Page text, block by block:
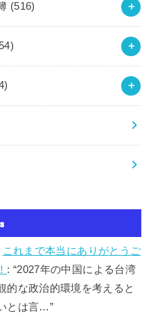
(516)
これまで本当にありがとうご
: “2027年の中国による台湾
的な政治的環境を考えると
とは言…”